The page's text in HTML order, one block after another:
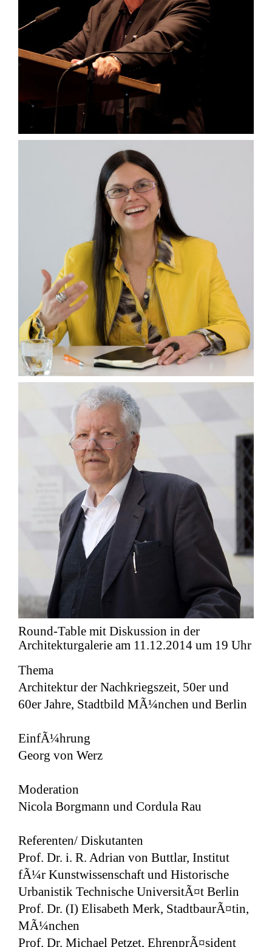
Round-Table mit Diskussion in der
Architekturgalerie am 11.12.2014 um 19 Uhr
Thema
Architektur der Nachkriegszeit, 50er und
60er Jahre, Stadtbild MÃ¼nchen und Berlin
EinfÃ¼hrung
Georg von Werz
Moderation
Nicola Borgmann und Cordula Rau
Referenten/ Diskutanten
Prof. Dr. i. R. Adrian von Buttlar, Institut
fÃ¼r Kunstwissenschaft und Historische
Urbanistik Technische UniversitÃ¤t Berlin
Prof. Dr. (I) Elisabeth Merk, StadtbaurÃ¤tin,
MÃ¼nchen
Prof. Dr. Michael Petzet, EhrenprÃ¤sident